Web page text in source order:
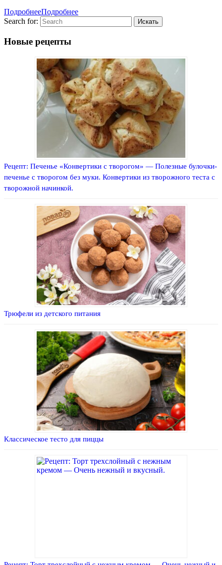
ПодробнееПодробнее
Search for:
Новые рецепты
Рецепт: Печенье «Конвертики с творогом» — Полезные булочки-
печенье с творогом без муки. Конвертики из творожного теста с
творожной начинкой.
Трюфели из детского питания
Классическое тесто для пиццы